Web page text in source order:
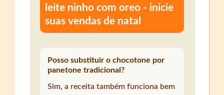
leite ninho com oreo - inicie
suas vendas de natal
Posso substituir o chocotone por
panetone tradicional?
Sim, a receita também funciona bem